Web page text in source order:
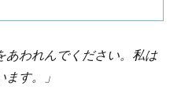
あわれんでください。私は
す。」